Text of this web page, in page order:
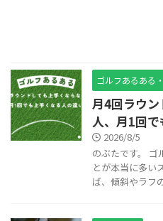
ゴルフあるある
月4回ラウ
人、月1回
2026/8/5
のぶたです。 ゴ
とが本当に多い
ば、傾斜やラフ